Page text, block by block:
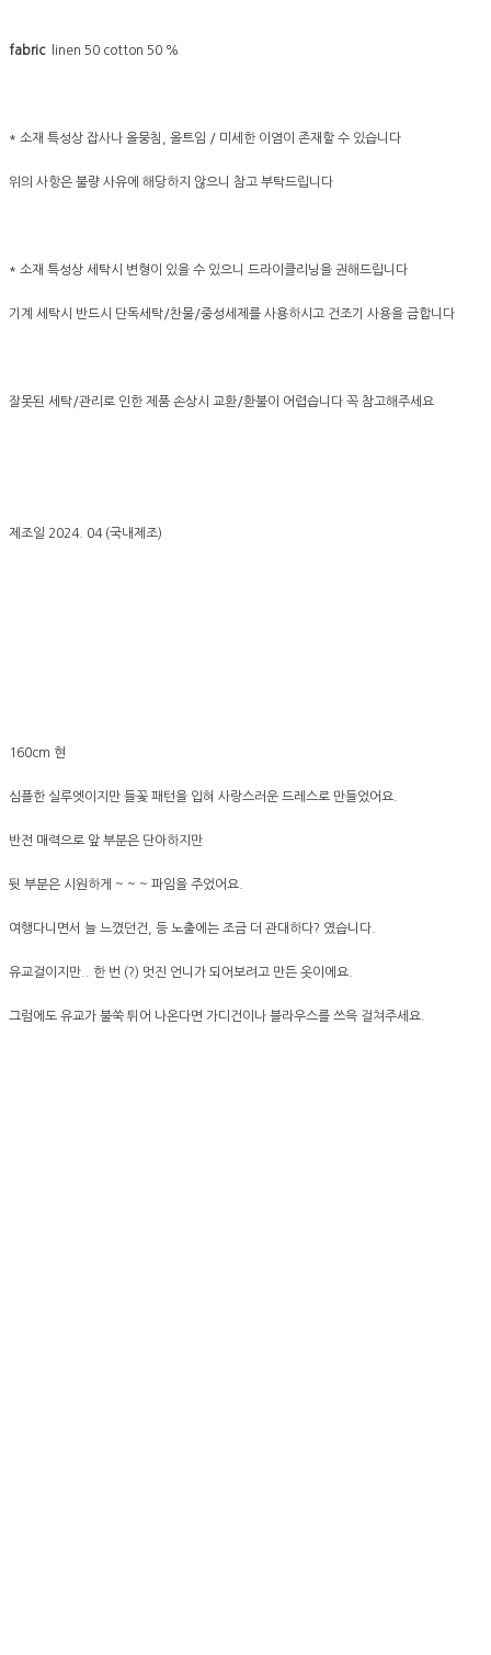
fabric linen 50 cotton 50 %
* 소재 특성상 잡사나 올뭉침, 올트임 / 미세한 이염이 존재할 수 있습니다
위의 사항은 불량 사유에 해당하지 않으니 참고 부탁드립니다
* 소재 특성상 세탁시 변형이 있을 수 있으니 드라이클리닝을 권해드립니다
기계 세탁시 반드시 단독세탁/찬물/중성세제를 사용하시고 건조기 사용을 금합니다
잘못된 세탁/관리로 인한 제품 손상시 교환/환불이 어렵습니다 꼭 참고해주세요
제조일 2024. 04 (국내제조)
160cm 현
심플한 실루엣이지만 들꽃 패턴을 입혀 사랑스러운 드레스로 만들었어요.
반전 매력으로 앞 부분은 단아하지만
뒷 부분은 시원하게 ~ ~ ~ 파임을 주었어요.
여행다니면서 늘 느꼈던건, 등 노출에는 조금 더 관대하다? 였습니다.
유교걸이지만.. 한 번 (?) 멋진 언니가 되어보려고 만든 옷이에요.
그럼에도 유교가 불쑥 튀어 나온다면 가디건이나 블라우스를 쓰윽 걸쳐주세요.